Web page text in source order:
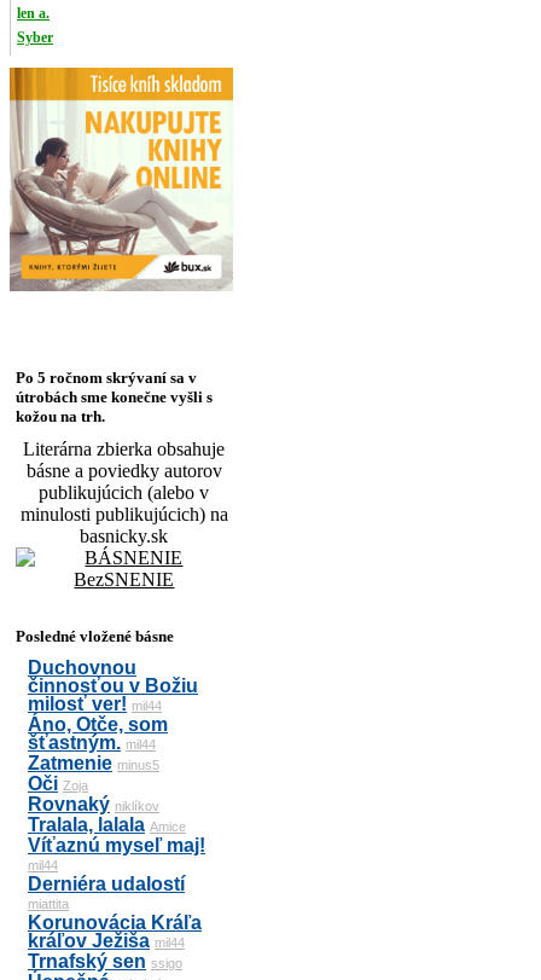
len a.
Syber
Po 5 ročnom skrývaní sa v
útrobách sme konečne vyšli s
kožou na trh.
Literárna zbierka obsahuje
básne a poviedky autorov
publikujúcich (alebo v
minulosti publikujúcich) na
basnicky.sk
Posledné vložené básne
Duchovnou
činnosťou v Božiu
milosť ver! mil44
Áno, Otče, som
šťastným. mil44
Zatmenie minus5
Oči Zoja
Rovnaký niklíkov
Tralala, lalala Amice
Víťaznú myseľ maj!
mil44
Derniéra udalostí
miattita
Korunovácia Kráľa
kráľov Ježiša mil44
Trnafský sen ssigo